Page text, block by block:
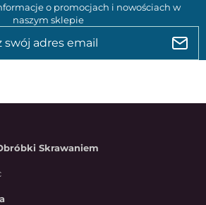
o promocjach i nowościach w
naszym sklepie
Skrawaniem